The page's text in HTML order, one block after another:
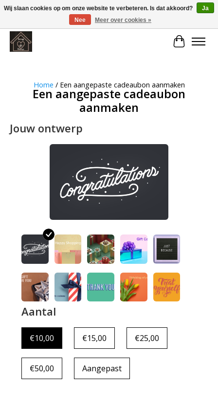
Large selection of products and fast shipping!
Home / Een aangepaste cadeaubon aanmaken
Een aangepaste cadeaubon
aanmaken
Jouw ontwerp
Aantal
€10,00 €15,00 €25,00
€50,00 Aangepast
Wij slaan cookies op om onze website te verbeteren. Is dat akkoord?
Ja
Nee
Meer over cookies »